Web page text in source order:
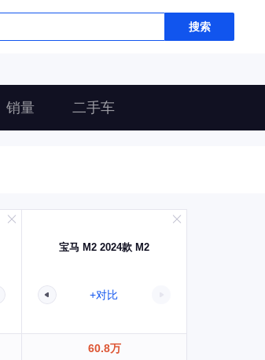
搜索
销量 二手车
宝马 M2 2024款 M2
+对比
60.8万